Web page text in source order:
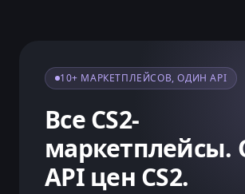
10+ МАРКЕТПЛЕЙСОВ, ОДИН API
Все CS2-
маркетплейсы.
API цен CS2.